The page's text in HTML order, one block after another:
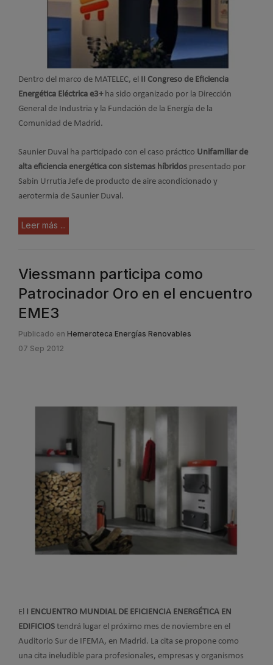
Dentro del marco de MATELEC, el II Congreso de Eficiencia
Energética Eléctrica e3+ ha sido organizado por la Dirección
General de Industria y la Fundación de la Energía de la
Comunidad de Madrid.
Saunier Duval ha participado con el caso práctico Unifamiliar de
alta eficiencia energética con sistemas híbridos presentado por
Sabin Urrutia Jefe de producto de aire acondicionado y
aerotermia de Saunier Duval.
Leer más ...
Viessmann participa como
Patrocinador Oro en el encuentro
EME3
Publicado en Hemeroteca Energías Renovables
07 Sep 2012
El
I ENCUENTRO MUNDIAL DE EFICIENCIA ENERGÉTICA EN
EDIFICIOS tendrá lugar el próximo mes de noviembre en el
Auditorio Sur de IFEMA, en Madrid. La cita se propone como
una cita ineludible para profesionales, empresas y organismos